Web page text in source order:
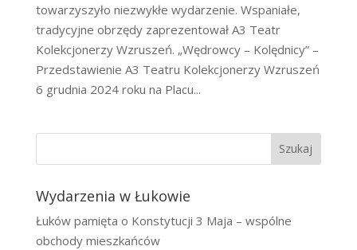
towarzyszyło niezwykłe wydarzenie. Wspaniałe,
tradycyjne obrzędy zaprezentował A3 Teatr
Kolekcjonerzy Wzruszeń. „Wędrowcy – Kolędnicy” –
Przedstawienie A3 Teatru Kolekcjonerzy Wzruszeń
6 grudnia 2024 roku na Placu...
Szukaj
Wydarzenia w Łukowie
Łuków pamięta o Konstytucji 3 Maja – wspólne
obchody mieszkańców